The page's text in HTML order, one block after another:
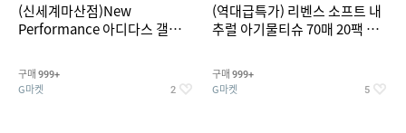
(신세계마산점)New
Performance 아디다스 갤럭시
구매 999+
G마켓 2
(역대급특가) 리벤스 소프트 내
추럴 아기물티슈 70매 20팩 캡
구매 999+
G마켓 5